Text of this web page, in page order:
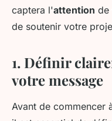
captera l'attention de
de soutenir votre
1. Définir
votre message
Avant de commencer